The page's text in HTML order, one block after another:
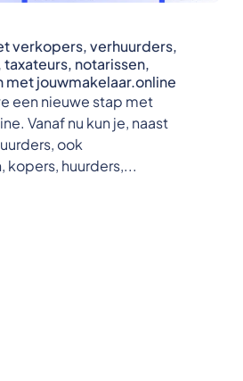
verkopers, verhuurders,
notarissen,
jouwmakelaar.online
een nieuwe stap met
Vanaf nu kun je, naast
ook
kopers, huurders,...